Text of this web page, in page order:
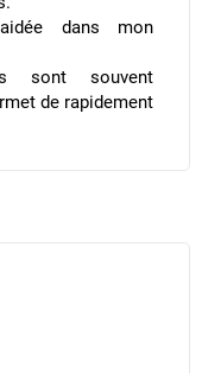
dans mon
sont souvent
de rapidement